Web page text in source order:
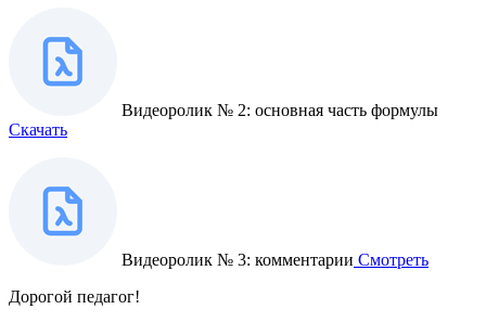
Видеоролик № 2: основная часть формулы
Скачать
Видеоролик № 3: комментарии Смотреть
Дорогой педагог!